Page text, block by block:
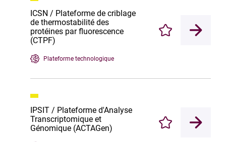
ICSN / Plateforme de criblage
de thermostabilité des
protéines par fluorescence
(CTPF)
Plateforme technologique
Enregistrer
IPSIT / Plateforme d'Analyse
Transcriptomique et
Génomique (ACTAGen)
Enregistrer